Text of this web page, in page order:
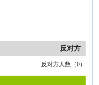
反对方
反对方人数（0）